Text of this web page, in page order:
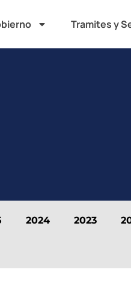
Tramites y
2024 2023